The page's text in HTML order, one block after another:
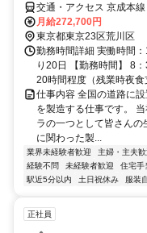
交通・アクセス 京成本
月給272,700円
東京都東京23区荒川区
勤務時間詳細 実働時間
り20日 【勤務時間】 8
20時間程度（残業時夜食
仕事内容 全国の道路に
を製造する仕事です。
ラの一つとして皆さん
に関わった製...
業界未経験者歓迎 主婦・主夫歓
経験不問
未経験者歓迎 住宅手
駅近5分以内
土日祝休み 服装
正社員